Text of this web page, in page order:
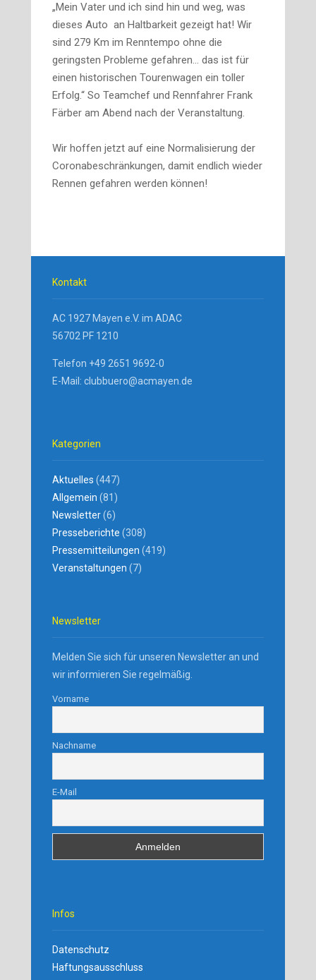
„Mein Vater und ich sind hin und weg, was
dieses Auto an Haltbarkeit gezeigt hat! Wir
sind 279 Km im Renntempo ohne die
geringsten Probleme gefahren… das ist für
einen historischen Tourenwagen ein toller
Erfolg.“ So Teamchef und Rennfahrer Frank
Färber am Abend nach der Veranstaltung.
Wir hoffen jetzt auf eine Normalisierung der
Coronabeschränkungen, damit endlich wieder
Rennen gefahren werden können!
Kontakt
AC 1927 Mayen e.V. im ADAC
56702 PF 1210
Telefon +49 2651 9692-0
E-Mail: clubbuero@acmayen.de
Kategorien
Aktuelles (447)
Allgemein (81)
Newsletter(6)
Presseberichte (308)
Pressemitteilungen (419)
Veranstaltungen (7)
Newsletter
Melden Sie sich für unseren Newsletter an und
wir informieren Sie regelmäßig.
Vorname
Nachname
E-Mail
Infos
Datenschutz
Haftungsausschluss